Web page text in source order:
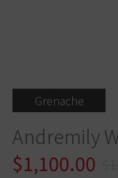
Grenache
Andremily
$1,100.00